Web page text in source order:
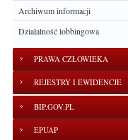
Archiwum informacji
Działalność lobbingowa
PRAWA CZŁOWIEKA
REJESTRY I EWIDENCJE
BIP.GOV.PL
EPUAP